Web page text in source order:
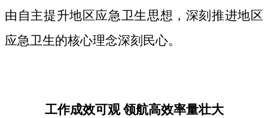
由自主提升地区应急卫生思想，深刻推进地区
应急卫生的核心理念深刻民心。
工作成效可观 领航高效率量壮大